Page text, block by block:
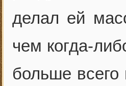
делал ей
чем когда-
больше всего